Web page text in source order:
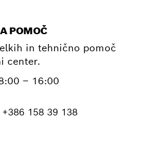
POMOČ
in tehnično pomoč
center.
– 16:00
+386 158 39 138